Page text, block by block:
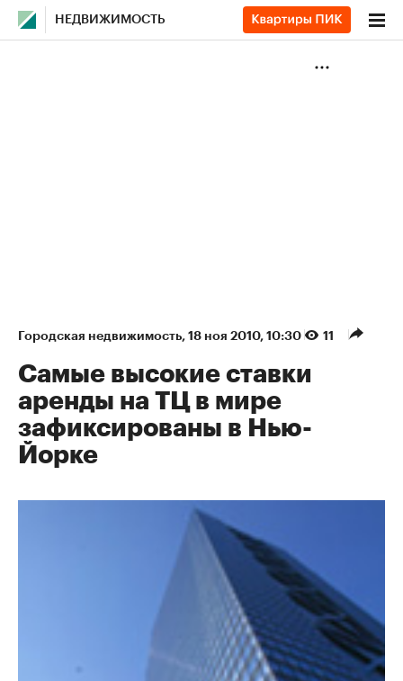
НЕДВИЖИМОСТЬ
Городская недвижимость⁠, 18 ноя 2010, 10:30 11
Cамые высокие ставки
аренды на ТЦ в мире
зафиксированы в Нью-
Йорке